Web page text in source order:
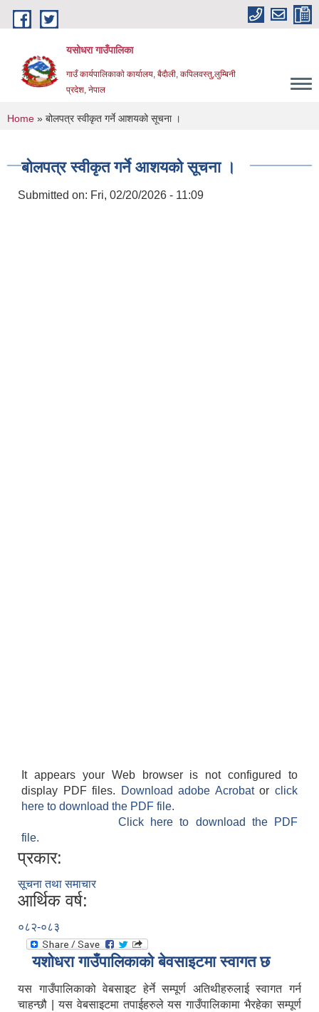
Skip to main content
यसोधरा गाउँपालिका
गाउँ कार्यपालिकाकाे कार्यालय, बैदाैली, कपिलवस्तु,लुम्बिनी
प्रदेश, नेपाल
You are here
Home » बोलपत्र स्वीकृत गर्ने आशयको सूचना ।
बोलपत्र स्वीकृत गर्ने आशयको सूचना ।
Submitted on: Fri, 02/20/2026 - 11:09
It appears your Web browser is not configured to
display PDF files.
Download adobe Acrobatorclick
here to download the PDF file.
Click here to download the PDF
file.
प्रकार:
सूचना तथा समाचार
आर्थिक वर्ष:
०८२-०८३
यशाेधरा गाउँपालिकाकाे बेवसाइटमा स्वागत छ
यस गाउँपालिकाको वेबसाइट हेर्ने सम्पूर्ण अतिथीहरुलाई स्वागत गर्न
चाहन्छौ | यस वेबसाइटमा तपाईहरुले यस गाउँपालिकामा भैरहेका सम्पूर्ण